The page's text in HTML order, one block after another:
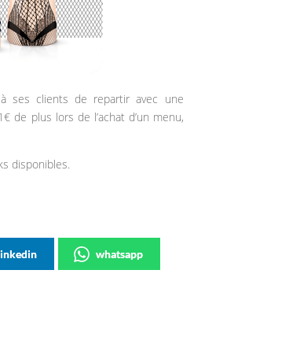
ses clients de repartir avec une
de plus lors de l’achat d’un menu,
disponibles.
whatsapp